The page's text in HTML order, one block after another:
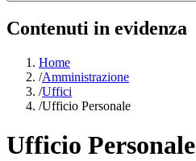
Contenuti in evidenza
Home
/Amministrazione
/Uffici
/Ufficio Personale
Ufficio Personale